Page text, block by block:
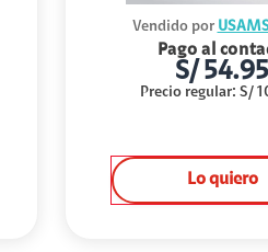
Vendido por
Pago al
S/ 54.95
Precio regular: S/
Lo quiero